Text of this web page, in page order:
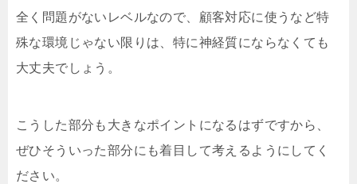
全く問題がないレベルなので、顧客対応に使うなど特
殊な環境じゃない限りは、特に神経質にならなくても
大丈夫でしょう。
こうした部分も大きなポイントになるはずですから、
ぜひそういった部分にも着目して考えるようにしてく
ださい。